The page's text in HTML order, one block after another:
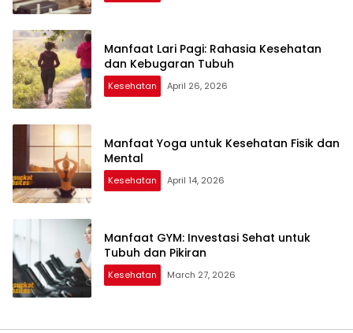
Manfaat Lari Pagi: Rahasia Kesehatan
dan Kebugaran Tubuh
Kesehatan April 26, 2026
Manfaat Yoga untuk Kesehatan Fisik dan
Mental
Kesehatan April 14, 2026
Manfaat GYM: Investasi Sehat untuk
Tubuh dan Pikiran
Kesehatan March 27, 2026